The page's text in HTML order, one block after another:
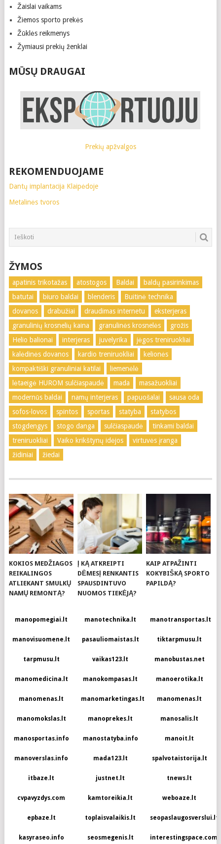
Žaislai vaikams
Žiemos sporto prekės
Žūklės reikmenys
Žymiausi prekių ženklai
MŪSŲ DRAUGAI
Prekių apžvalgos
REKOMENDUOJAME
Dantų implantacija Klaipėdoje
Metalinės tvoros
ŽYMOS
apatinis trikotažas atostogos Baldai
baldų pasirinkimas
batutai
biuro baldai blenderis
Buitinė technika
dovanos
drabužiai draudimas internetu
eksterjeras
granulinių krosnelių kaina
granulinės krosnelės
grožis
Helio balionai
interjeras juvelyrika
jėgos treniruokliai
kalėdinės dovanos
kardio treniruokliai
kelionės
kompaktiški granuliniai katilai
liemenėlė
lėtaeigė HUROM sulčiaspaudė
mada
masažuokliai
modernūs baldai
namų interjeras papuošalai
sausa oda
sofos-lovos
spintos sportas statyba
statybos
stogdengys
stogo danga sulčiaspaudė
tinkami baldai
treniruokliai
Vaiko krikštynų idėjos
virtuvės įranga
židiniai
žiedai
KOKIOS MEDŽIAGOS
REIKALINGOS
ATLIEKANT SMULKŲ
NAMŲ REMONTĄ?
Į KĄ ATKREIPTI
DĖMESĮ RENKANTIS
SPAUSDINTUVO
NUOMOS TIEKĖJĄ?
KAIP ATPAŽINTI
KOKYBIŠKĄ SPORTO
PAPILDĄ?
manopomegiai.lt manotechnika.lt manotransportas.lt
manovisuomene.lt pasauliomaistas.lt tiktarpmusu.lt
tarpmusu.lt vaikas123.lt manobustas.net
manomedicina.lt manokompasas.lt manoerotika.lt
manomenas.lt manomarketingas.lt manomenas.lt
manomokslas.lt manoprekes.lt manosalis.lt
manosportas.info manostatyba.info manoit.lt
manoverslas.info mada123.lt spalvotaistorija.lt
itbaze.lt justnet.lt tnews.lt
cvpavyzdys.com kamtoreikia.lt weboaze.lt
epbaze.lt toplaisvalaikis.lt seopaslaugosverslui.lt
kasyraseo.info seosmegenis.lt interestingspace.com